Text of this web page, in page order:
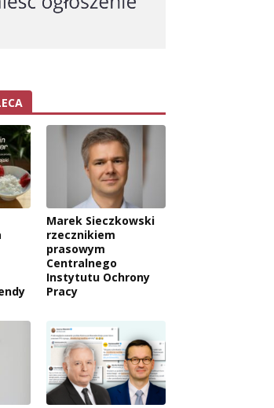
Marek Sieczkowski
rzecznikiem
prasowym
Centralnego
Instytutu Ochrony
Pracy